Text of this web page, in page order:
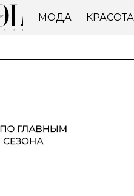
МОДА КРАСОТА